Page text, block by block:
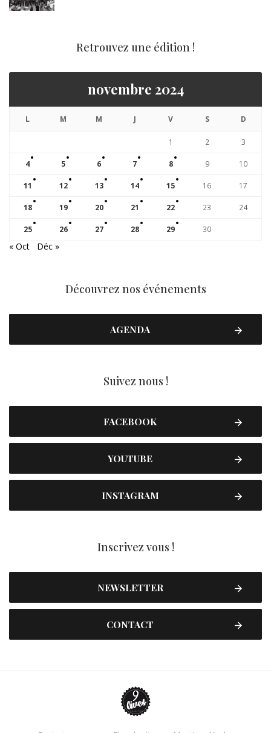
Retrouvez une édition !
novembre 2024
L M M J V S D
1 2 3
4 5 6 7 8 9 10
11 12 13 14 15 16 17
18 19 20 21 22 23 24
25 26 27 28 29 30
« Oct Déc »
Découvrez nos événements
AGENDA
Suivez nous !
FACEBOOK
YOUTUBE
INSTAGRAM
Inscrivez vous !
NEWSLETTER
CONTACT